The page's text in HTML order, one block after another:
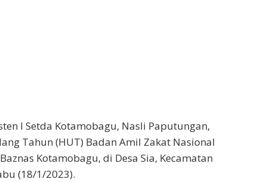
I Setda Kotamobagu, Nasli Paputungan,
Tahun (HUT) Badan Amil Zakat Nasional
Kotamobagu, di Desa Sia, Kecamatan
(18/1/2023).